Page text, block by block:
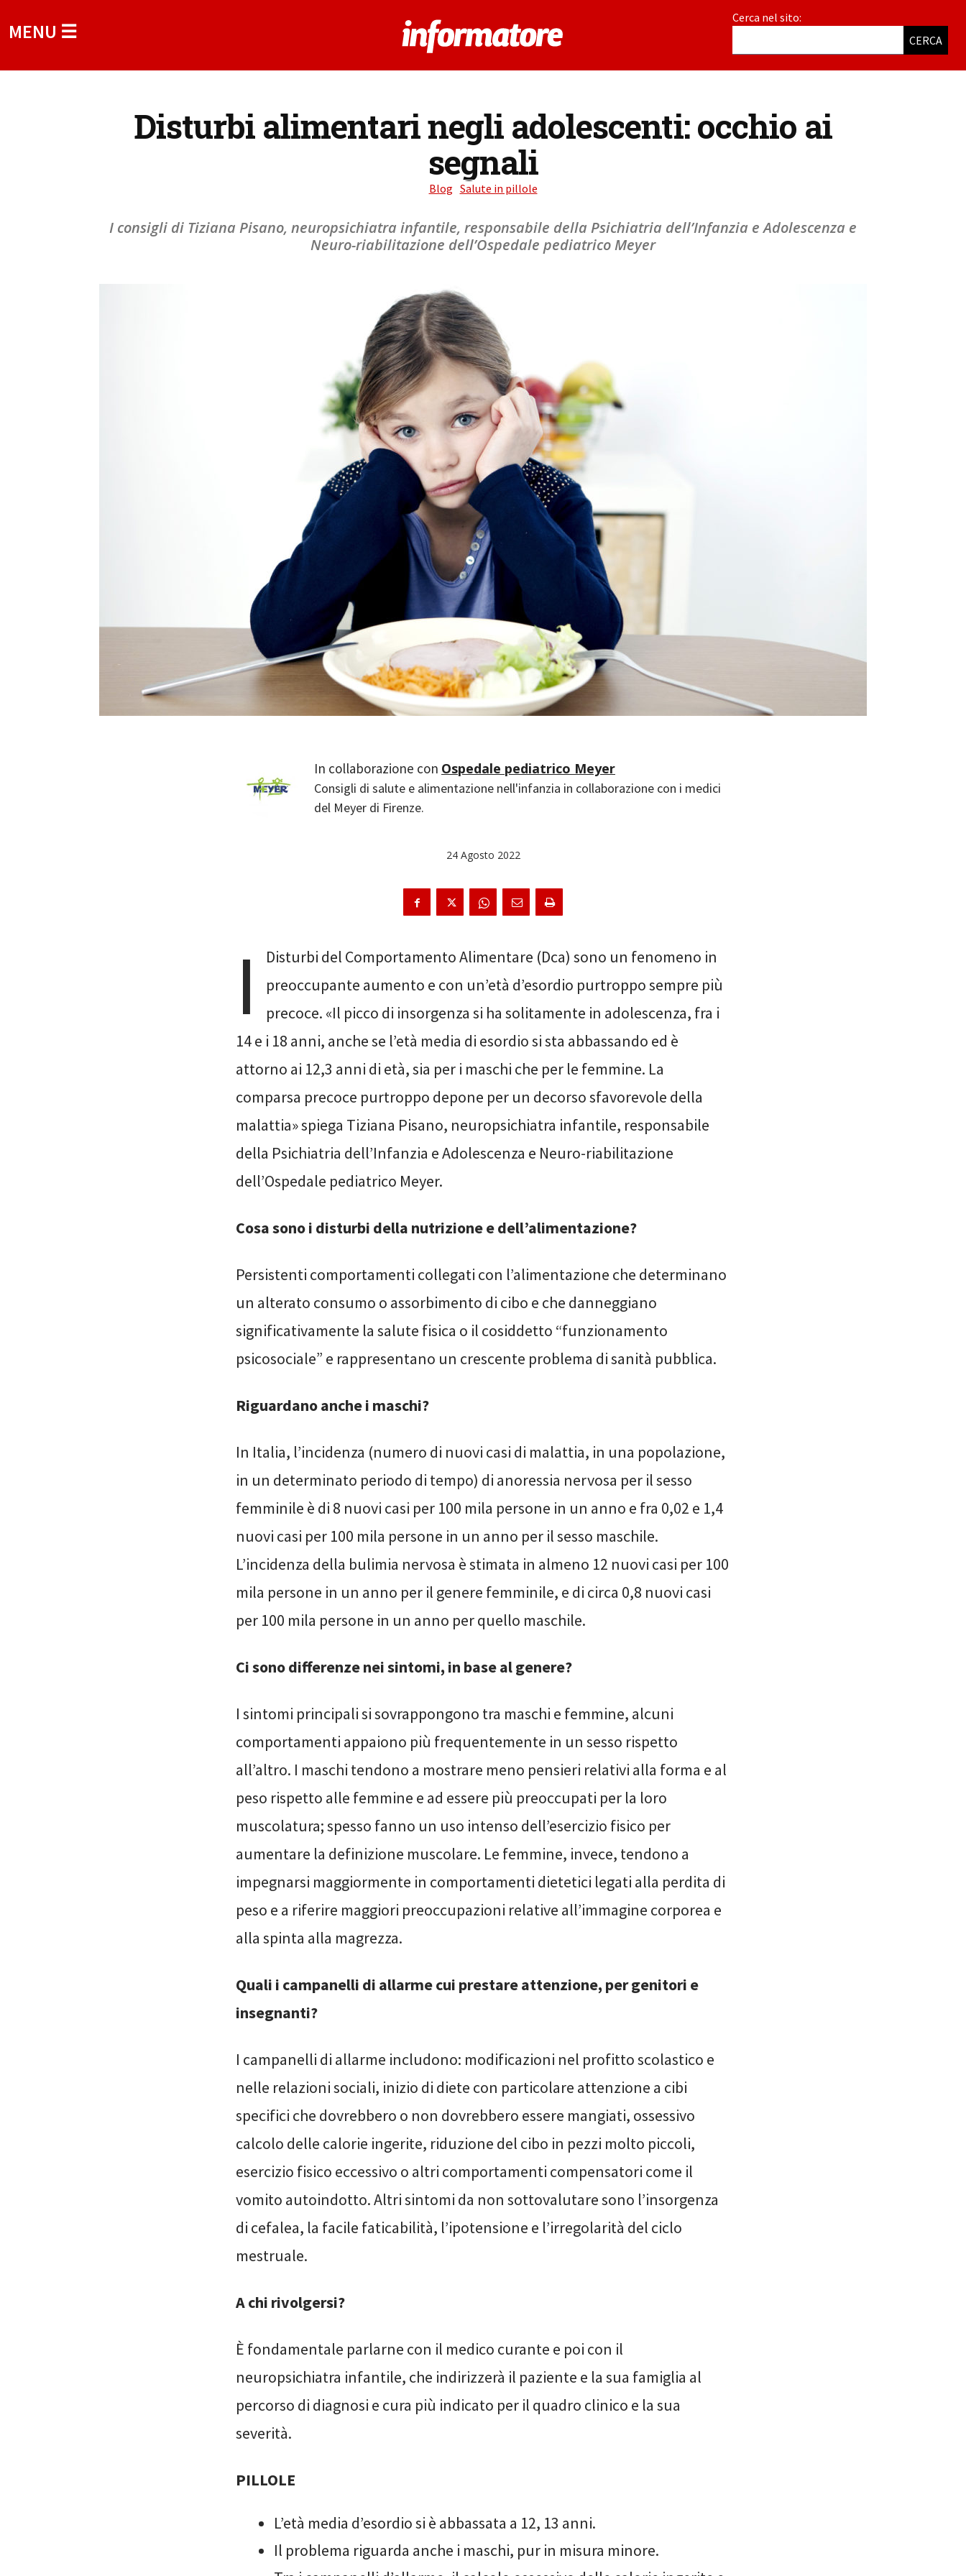
MENU ☰
Cerca nel sito:
CERCA
Disturbi alimentari negli adolescenti: occhio ai
segnali
Blog Salute in pillole
I consigli di Tiziana Pisano, neuropsichiatra infantile, responsabile della Psichiatria dell’Infanzia e Adolescenza e
Neuro-riabilitazione dell’Ospedale pediatrico Meyer
Ospedale pediatrico Meyer
Consigli di salute e alimentazione nell'infanzia in collaborazione con i medici
del Meyer di Firenze.
24 Agosto 2022
I
Disturbi del Comportamento Alimentare (Dca) sono un fenomeno in
preoccupante aumento e con un’età d’esordio purtroppo sempre più
precoce. «Il picco di insorgenza si ha solitamente in adolescenza, fra i
14 e i 18 anni, anche se l’età media di esordio si sta abbassando ed è
attorno ai 12,3 anni di età, sia per i maschi che per le femmine. La
comparsa precoce purtroppo depone per un decorso sfavorevole della
malattia» spiega Tiziana Pisano, neuropsichiatra infantile, responsabile
della Psichiatria dell’Infanzia e Adolescenza e Neuro-riabilitazione
dell’Ospedale pediatrico Meyer.
Cosa sono i disturbi della nutrizione e dell’alimentazione?
Persistenti comportamenti collegati con l’alimentazione che determinano
un alterato consumo o assorbimento di cibo e che danneggiano
significativamente la salute fisica o il cosiddetto “funzionamento
psicosociale” e rappresentano un crescente problema di sanità pubblica.
Riguardano anche i maschi?
In Italia, l’incidenza (numero di nuovi casi di malattia, in una popolazione,
in un determinato periodo di tempo) di anoressia nervosa per il sesso
femminile è di 8 nuovi casi per 100 mila persone in un anno e fra 0,02 e 1,4
nuovi casi per 100 mila persone in un anno per il sesso maschile.
L’incidenza della bulimia nervosa è stimata in almeno 12 nuovi casi per 100
mila persone in un anno per il genere femminile, e di circa 0,8 nuovi casi
per 100 mila persone in un anno per quello maschile.
Ci sono differenze nei sintomi, in base al genere?
I sintomi principali si sovrappongono tra maschi e femmine, alcuni
comportamenti appaiono più frequentemente in un sesso rispetto
all’altro. I maschi tendono a mostrare meno pensieri relativi alla forma e al
peso rispetto alle femmine e ad essere più preoccupati per la loro
muscolatura; spesso fanno un uso intenso dell’esercizio fisico per
aumentare la definizione muscolare. Le femmine, invece, tendono a
impegnarsi maggiormente in comportamenti dietetici legati alla perdita di
peso e a riferire maggiori preoccupazioni relative all’immagine corporea e
alla spinta alla magrezza.
Quali i campanelli di allarme cui prestare attenzione, per genitori e
insegnanti?
I campanelli di allarme includono: modificazioni nel profitto scolastico e
nelle relazioni sociali, inizio di diete con particolare attenzione a cibi
specifici che dovrebbero o non dovrebbero essere mangiati, ossessivo
calcolo delle calorie ingerite, riduzione del cibo in pezzi molto piccoli,
esercizio fisico eccessivo o altri comportamenti compensatori come il
vomito autoindotto. Altri sintomi da non sottovalutare sono l’insorgenza
di cefalea, la facile faticabilità, l’ipotensione e l’irregolarità del ciclo
mestruale.
A chi rivolgersi?
È fondamentale parlarne con il medico curante e poi con il
neuropsichiatra infantile, che indirizzerà il paziente e la sua famiglia al
percorso di diagnosi e cura più indicato per il quadro clinico e la sua
severità.
PILLOLE
L’età media d’esordio si è abbassata a 12, 13 anni.
Il problema riguarda anche i maschi, pur in misura minore.